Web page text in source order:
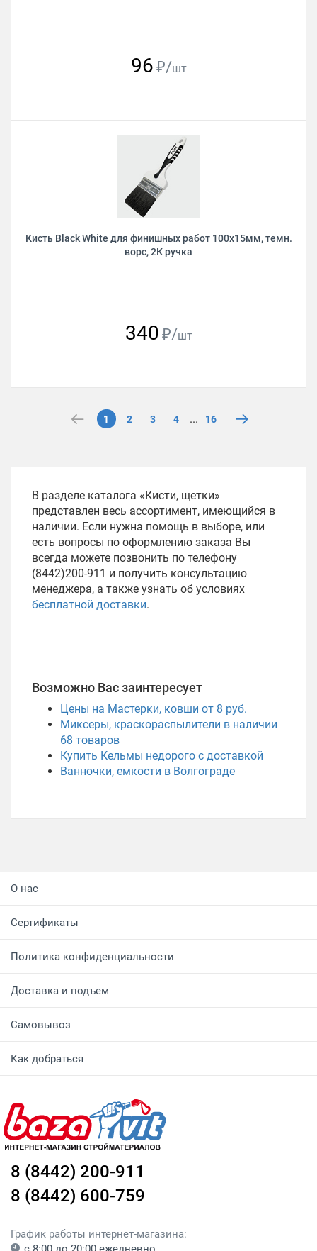
96 ₽/шт
Кисть Black White для финишных работ 100х15мм, темн.
ворс, 2К ручка
340 ₽/шт
1 2 3 4 ... 16
В разделе каталога «Кисти, щетки»
представлен весь ассортимент, имеющийся в
наличии. Если нужна помощь в выборе, или
есть вопросы по оформлению заказа Вы
всегда можете позвонить по телефону
(8442)200-911 и получить консультацию
менеджера, а также узнать об условиях
бесплатной доставки.
Возможно Вас заинтересует
Цены на Мастерки, ковши от 8 руб.
Миксеры, краскораспылители в наличии
68 товаров
Купить Кельмы недорого с доставкой
Ванночки, емкости в Волгограде
О нас
Сертификаты
Политика конфиденциальности
Доставка и подъем
Самовывоз
Как добраться
8 (8442) 200-911
8 (8442) 600-759
График работы интернет-магазина: